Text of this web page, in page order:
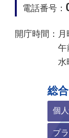
電話番号：
開庁時間：
午
水
総
個
プ